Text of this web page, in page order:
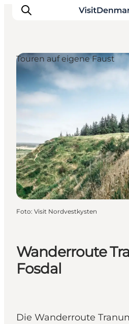
Inspiration
Regionen
Unterkünfte
Reiseplanung
Wanderroute
Fosdal
Die Wanderroute
Touren auf eigene Faust
Foto: Visit Nordvestkysten